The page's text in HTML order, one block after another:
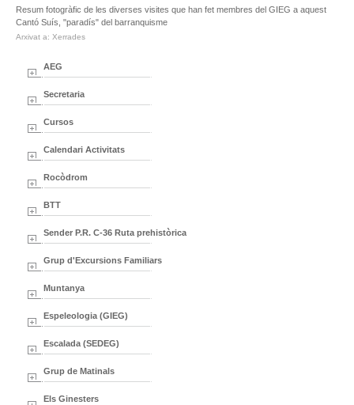
AEG
Secretaria
Cursos
Calendari Activitats
Rocòdrom
BTT
Sender P.R. C-36 Ruta prehistòrica
Grup d'Excursions Familiars
Muntanya
Espeleologia (GIEG)
Escalada (SEDEG)
Grup de Matinals
Els Ginesters
Resum fotogràfic de les diverses visites que han fet membres del GIEG a aquest
Cantó Suís, "paradís" del barranquisme
Arxivat a: Xerrades